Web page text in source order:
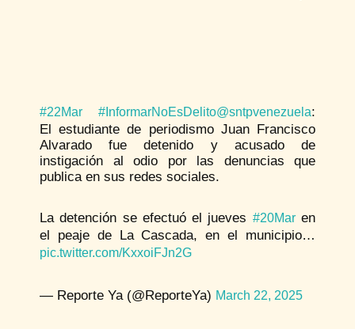
#22Mar #InformarNoEsDelito@sntpvenezuela:
El estudiante de periodismo Juan Francisco
Alvarado fue detenido y acusado de
instigación al odio por las denuncias que
publica en sus redes sociales.
La detención se efectuó el jueves #20Maren
el peaje de La Cascada, en el municipio…
pic.twitter.com/KxxoiFJn2G
— Reporte Ya (@ReporteYa) March 22, 2025